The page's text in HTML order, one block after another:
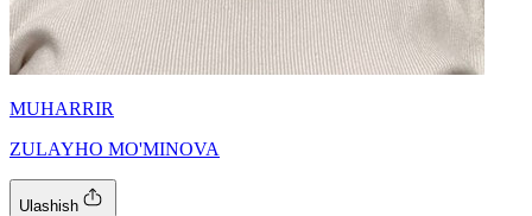
MUHARRIR
ZULAYHO MO'MINOVA
Ulashish